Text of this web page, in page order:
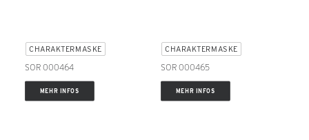
CHARAKTERMASKE
SOR 000464
MEHR INFOS
CHARAKTERMASKE
SOR 000465
MEHR INFOS